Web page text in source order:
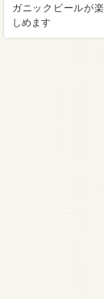
ガニックビールが楽
しめます